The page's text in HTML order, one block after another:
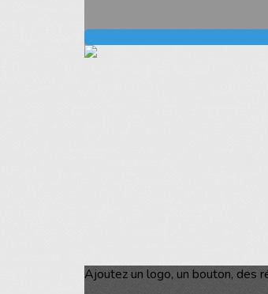
Ajoutez un logo, un bouton, des